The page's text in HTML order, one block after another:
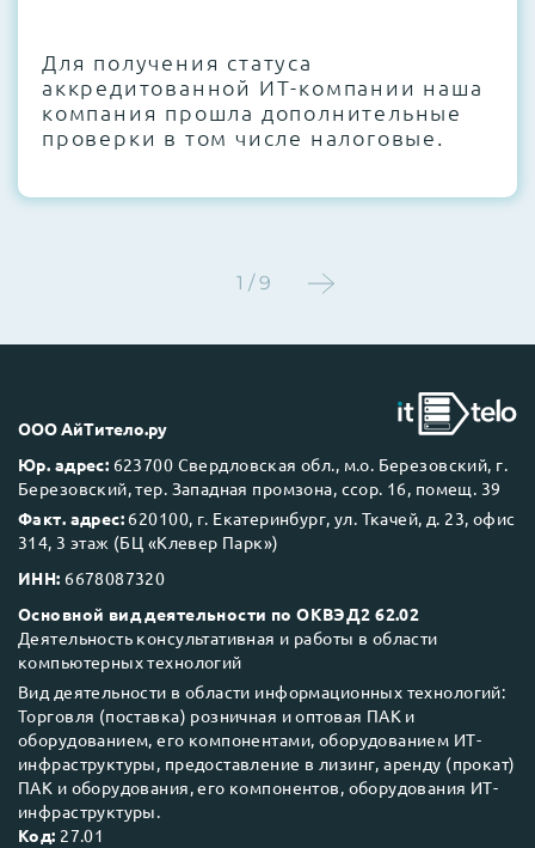
Этап 4:Стресс-тестирование под 100%
нагрузкой в течение 72 часов для
проверки стабильности всех подсистем
Next Business Day (NBD)
Для получения статуса
аккредитованной ИТ-компании наша
компания прошла дополнительные
проверки в том числе налоговые.
1 / 9
ООО АйТитело.ру
Юр. адрес: 623700 Свердловская обл., м.о. Березовский, г.
Березовский, тер. Западная промзона, ссор. 16, помещ. 39
Факт. адрес: 620100, г. Екатеринбург, ул. Ткачей, д. 23, офис
314, 3 этаж (БЦ «Клевер Парк»)
ИНН: 6678087320
Основной вид деятельности по ОКВЭД2 62.02
Деятельность консультативная и работы в области
компьютерных технологий
Вид деятельности в области информационных технологий:
Торговля (поставка) розничная и оптовая ПАК и
оборудованием, его компонентами, оборудованием ИТ-
инфраструктуры, предоставление в лизинг, аренду (прокат)
ПАК и оборудования, его компонентов, оборудования ИТ-
инфраструктуры.
Код: 27.01